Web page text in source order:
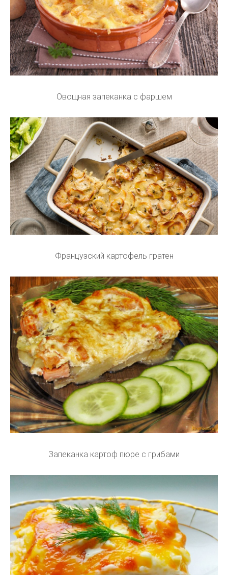
Овощная запеканка с фаршем
Французский картофель гратен
Запеканка картоф пюре с грибами